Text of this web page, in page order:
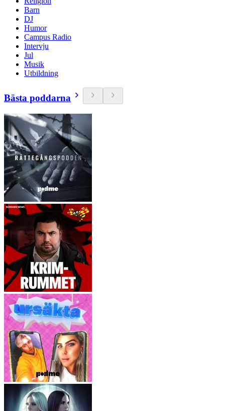
Barn
DJ
Humor
Campus Radio
Intervju
Jul
Musik
Utbildning
Bästa poddarna